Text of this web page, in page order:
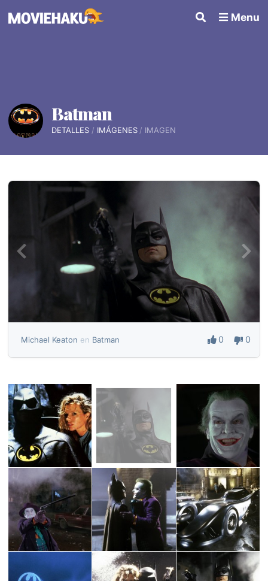
Menu
Batman
DETALLES IMÁGENES IMAGEN
Michael Keaton en Batman 0 0